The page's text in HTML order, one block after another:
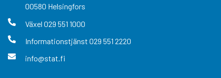
00580 Helsingfors
Växel 029 551 1000
Informationstjänst 029 551 2220
info@stat.fi